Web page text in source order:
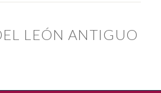
LEÓN ANTIGUO